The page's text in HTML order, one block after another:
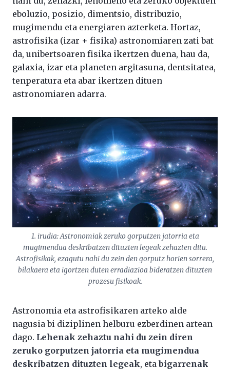
eboluzio, posizio, dimentsio, distribuzio,
mugimendu eta energiaren azterketa. Hortaz,
astrofisika (izar + fisika) astronomiaren zati bat
da, unibertsoaren fisika ikertzen duena, hau da,
galaxia, izar eta planeten argitasuna, dentsitatea,
tenperatura eta abar ikertzen dituen
astronomiaren adarra.
1. irudia: Astronomiak zeruko gorputzen jatorria eta
mugimendua deskribatzen dituzten legeak zehazten ditu.
Astrofisikak, ezagutu nahi du zein den gorputz horien sorrera,
bilakaera eta igortzen duten erradiazioa bideratzen dituzten
prozesu fisikoak.
Astronomia eta astrofisikaren arteko alde
nagusia bi diziplinen helburu ezberdinen artean
dago. Lehenak zehaztu nahi du zein diren
zeruko gorputzen jatorria eta mugimendua
deskribatzen dituzten legeak, etabigarrenak